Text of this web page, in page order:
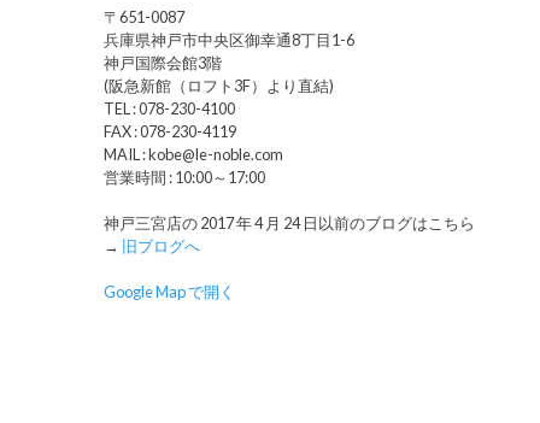
〒651-0087
兵庫県神戸市中央区御幸通8丁目1-6
神戸国際会館3階
(阪急新館（ロフト3F）より直結)
TEL : 078-230-4100
FAX : 078-230-4119
MAIL : kobe@le-noble.com
営業時間 : 10:00～17:00
神戸三宮店の 2017 年 4 月 24 日以前のブログはこちら
→ 旧ブログへ
Google Map で開く